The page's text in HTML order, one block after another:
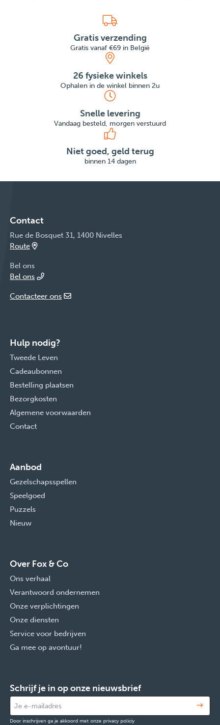
Gratis verzending
Gratis vanaf €69 in België
26 fysieke winkels
Ophalen in de winkel binnen 2u
Snelle levering
Vandaag besteld, morgen verstuurd
Niet goed, geld terug
binnen 14 dagen
Contact
Rue de Bosquet 31, 1400 Nivelles
Route
Bel ons
Bel ons
Contacteer ons
Hulp nodig?
Tweede Leven
Cadeaubonnen
Bestelling plaatsen
Bezorgkosten
Algemene voorwaarden
Contact
Aanbod
Gezelschapsspellen
Speelgoed
Puzzels
Nieuw
Over Fox & Co
Ons verhaal
Verantwoord ondernemen
Onze verplichtingen
Onze diensten
Service voor bedrijven
Ga mee op avontuur!
Schrijf je in op onze nieuwsbrief
Door inschrijven ga je akkoord met onze privacy policiy